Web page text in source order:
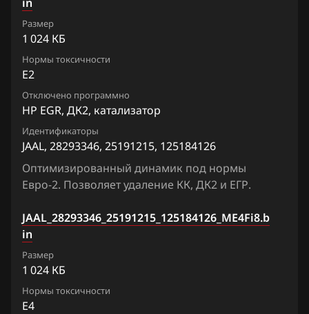
Chrysler
Citroen
Dacia
Daewoo
DAF
Derways
Dodge
Dongfeng
Exeed
Extreme moto
FAW
Siemens Simtec 76.1
Sirius D3x, D4x, D6x
Размер
1 024 КБ
Нормы токсичности
E2
Отключено программно
HP EGR, ДК2, катализатор
Идентификаторы
JAAL, 28293346, 25191215, 125184126
Оптимизированный динамик под нормы
Евро-2. Позволяет удаление КК, ДК2 и ЕГР.
JAAL_28293346_25191215_125184126_ME4Fi8.b
in
Размер
1 024 КБ
Нормы токсичности
E4